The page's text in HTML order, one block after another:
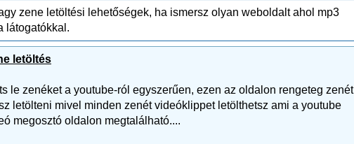
zene letöltési lehetőségek, ha ismersz olyan weboldalt ahol mp3
látogatókkal.
letöltés
le zenéket a youtube-ról egyszerűen, ezen az oldalon rengeteg zenét
letölteni mivel minden zenét videóklippet letölthetsz ami a youtube
megosztó oldalon megtalálható....